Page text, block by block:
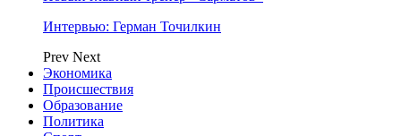
Интервью: Герман Точилкин
Prev Next
Экономика
Происшествия
Образование
Политика